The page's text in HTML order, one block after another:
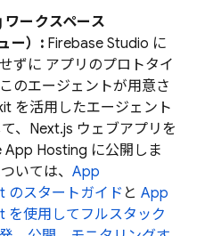
ークスペース
ー）: Firebase Studio に
ずに アプリのプロトタイ
のエージェントが用意さ
を活用したエージェント
、Next.js ウェブアプリを
App Hosting に公開しま
いては、 App
のスタートガイド と App
を使用してフルスタック